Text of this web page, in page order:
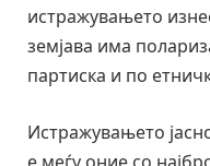
истражувањето
земјава има
партиска и по
Истражувањето